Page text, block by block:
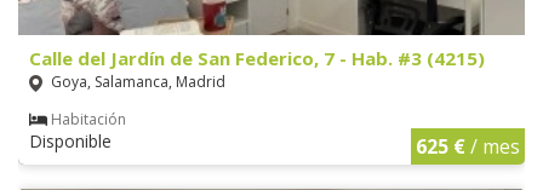
Calle del Jardín de San Federico, 7 - Hab. #3 (4215)
Goya, Salamanca, Madrid
Habitación
Disponible 625 €/ mes